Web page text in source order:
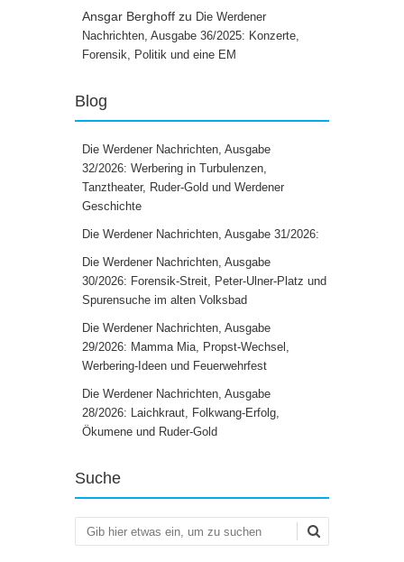
Ansgar Berghoff zu Die Werdener
Nachrichten, Ausgabe 36/2025: Konzerte,
Forensik, Politik und eine EM
Blog
Die Werdener Nachrichten, Ausgabe
32/2026: Werbering in Turbulenzen,
Tanztheater, Ruder-Gold und Werdener
Geschichte
Die Werdener Nachrichten, Ausgabe 31/2026:
Die Werdener Nachrichten, Ausgabe
30/2026: Forensik-Streit, Peter-Ulner-Platz und
Spurensuche im alten Volksbad
Die Werdener Nachrichten, Ausgabe
29/2026: Mamma Mia, Propst-Wechsel,
Werbering-Ideen und Feuerwehrfest
Die Werdener Nachrichten, Ausgabe
28/2026: Laichkraut, Folkwang-Erfolg,
Ökumene und Ruder-Gold
Suche
Suchen